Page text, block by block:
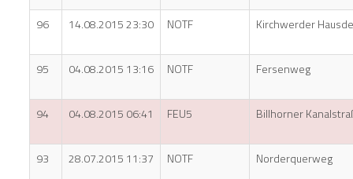
96
14.08.2015 23:30 NOTF Kirchwerder
95 04.08.2015 13:16 NOTF Fersenweg
94 04.08.2015 06:41 FEU5 Billhorner
93 28.07.2015 11:37 NOTF Norderquerweg